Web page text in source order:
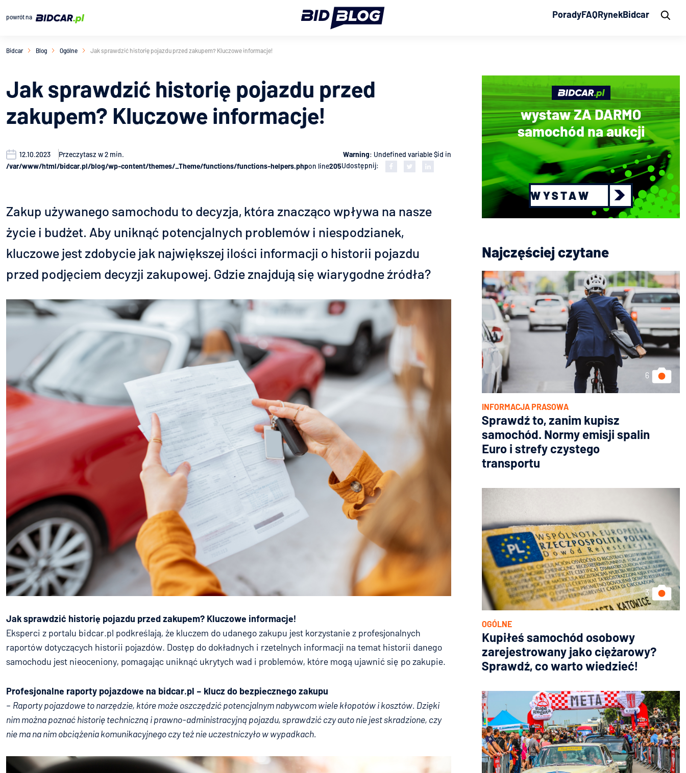
powrót na PoradyFAQRynekBidcar
Bidcar Blog Ogólne Jak sprawdzić historię pojazdu przed zakupem? Kluczowe informacje!
Jak sprawdzić historię pojazdu przed
zakupem? Kluczowe informacje!
12.10.2023 Przeczytasz w2 min. Warning: Undefined variable $id in
/var/www/html/bidcar.pl/blog/wp-content/themes/_Theme/functions/functions-helpers.phpon line205Udostępnij:
Zakup używanego samochodu to decyzja, która znacząco wpływa na nasze
życie i budżet. Aby uniknąć potencjalnych problemów i niespodzianek,
kluczowe jest zdobycie jak największej ilości informacji o historii pojazdu
przed podjęciem decyzji zakupowej. Gdzie znajdują się wiarygodne źródła?
Jak sprawdzić historię pojazdu przed zakupem? Kluczowe informacje!
Eksperci z portalu bidcar.pl podkreślają, że kluczem do udanego zakupu jest korzystanie z profesjonalnych
raportów dotyczących historii pojazdów. Dostęp do dokładnych i rzetelnych informacji na temat historii danego
samochodu jest nieoceniony, pomagając uniknąć ukrytych wad i problemów, które mogą ujawnić się po zakupie.
Profesjonalne raporty pojazdowe na bidcar.pl – klucz do bezpiecznego zakupu
– Raporty pojazdowe to narzędzie, które może oszczędzić potencjalnym nabywcom wiele kłopotów i kosztów. Dzięki
nim można poznać historię techniczną i prawno-administracyjną pojazdu, sprawdzić czy auto nie jest skradzione, czy
nie ma na nim obciążenia komunikacyjnego czy też nie uczestniczyło w wypadkach.
wystaw ZA DARMO
samochód na aukcji
WYSTAW
Najczęściej czytane
INFORMACJA PRASOWA
Sprawdź to, zanim kupisz
samochód. Normy emisji spalin
Euro i strefy czystego
transportu
OGÓLNE
Kupiłeś samochód osobowy
zarejestrowany jako ciężarowy?
Sprawdź, co warto wiedzieć!